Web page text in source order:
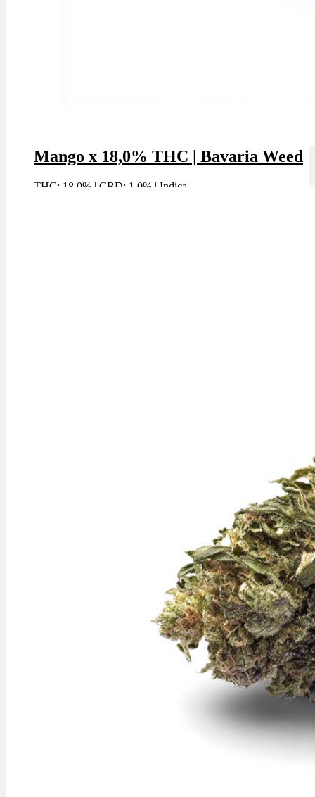
Mango x 18,0% THC | Bavaria Weed
THC: 18.0% | CBD: 1.0% | Indica